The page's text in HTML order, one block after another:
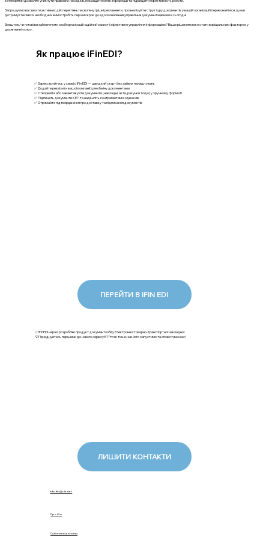
Запрошуємо вас вжити активних дій: перегляньте свої внутрішні регламенти, проаналізуйте структуру документів у вашій організації і переконайтеся, що ви
дотримуєтеся всіх необхідних вимог. Зробіть перший крок до вдосконалення управління документацією вже сьогодні
Зрештою, чи готові ви забезпечити своїй організації надійний захист і ефективне управління інформацією? Ваше рішення може стати вирішальним фактором у
досягненні успіху.
✅ Зареєструйтесь у сервісі iFin EDI — швидкий старт без зайвих налаштувань
✅ Додайте реквізити вашої компанії для обміну документами
✅ Створюйте або завантажуйте документи (накладні, акти, рахунки тощо) у зручному форматі
✅ Підпишіть документи КЕП та надішліть контрагентам в один клік
✅ Отримайте підтвердження про доставку та підписання документів
ПЕРЕЙТИ В IFIN EDI
Як працює iFinEDI?
✅ iFinEDI наразі розробляє продукт документообігу Електронної товарно-транспортної накладної.
💡Приєднуйтесь першими до нового сервісу ЕТТН: як тільки ми його запустимо та сповістимо вас!
ЛИШИТИ КОНТАКТИ
info.ifin@ukr.net
Про iFin
Публічний договір